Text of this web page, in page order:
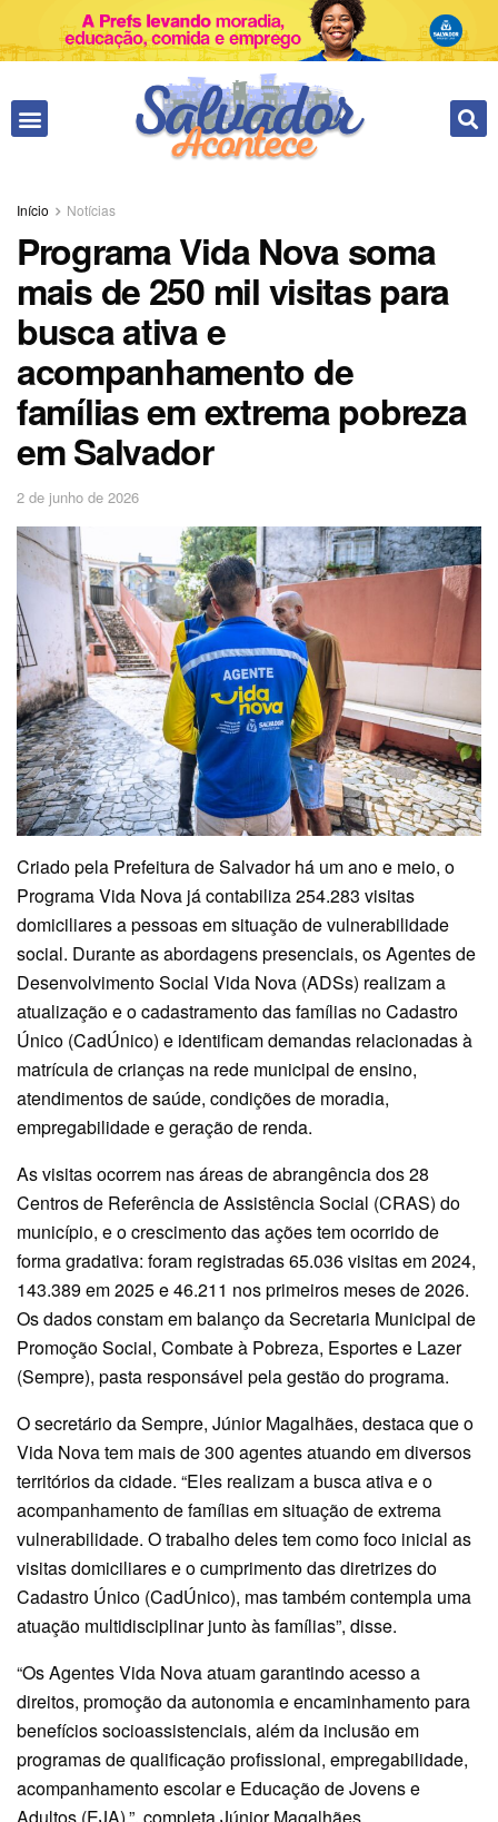
Início Notícias
Programa Vida Nova soma
mais de 250 mil visitas para
busca ativa e
acompanhamento de
famílias em extrema pobreza
em Salvador
2 de junho de 2026
Criado pela Prefeitura de Salvador há um ano e meio, o
Programa Vida Nova já contabiliza 254.283 visitas
domiciliares a pessoas em situação de vulnerabilidade
social. Durante as abordagens presenciais, os Agentes de
Desenvolvimento Social Vida Nova (ADSs) realizam a
atualização e o cadastramento das famílias no Cadastro
Único (CadÚnico) e identificam demandas relacionadas à
matrícula de crianças na rede municipal de ensino,
atendimentos de saúde, condições de moradia,
empregabilidade e geração de renda.
As visitas ocorrem nas áreas de abrangência dos 28
Centros de Referência de Assistência Social (CRAS) do
município, e o crescimento das ações tem ocorrido de
forma gradativa: foram registradas 65.036 visitas em 2024,
143.389 em 2025 e 46.211 nos primeiros meses de 2026.
Os dados constam em balanço da Secretaria Municipal de
Promoção Social, Combate à Pobreza, Esportes e Lazer
(Sempre), pasta responsável pela gestão do programa.
O secretário da Sempre, Júnior Magalhães, destaca que o
Vida Nova tem mais de 300 agentes atuando em diversos
territórios da cidade. “Eles realizam a busca ativa e o
acompanhamento de famílias em situação de extrema
vulnerabilidade. O trabalho deles tem como foco inicial as
visitas domiciliares e o cumprimento das diretrizes do
Cadastro Único (CadÚnico), mas também contempla uma
atuação multidisciplinar junto às famílias”, disse.
“Os Agentes Vida Nova atuam garantindo acesso a
direitos, promoção da autonomia e encaminhamento para
benefícios socioassistenciais, além da inclusão em
programas de qualificação profissional, empregabilidade,
acompanhamento escolar e Educação de Jovens e